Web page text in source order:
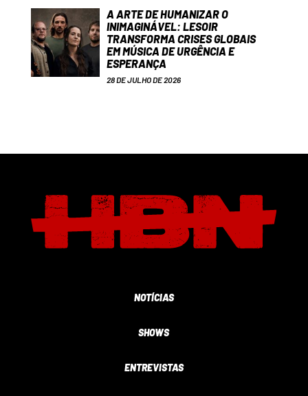
A ARTE DE HUMANIZAR O
INIMAGINÁVEL: LESOIR
TRANSFORMA CRISES GLOBAIS
EM MÚSICA DE URGÊNCIA E
ESPERANÇA
28 DE JULHO DE 2026
NOTÍCIAS
SHOWS
ENTREVISTAS